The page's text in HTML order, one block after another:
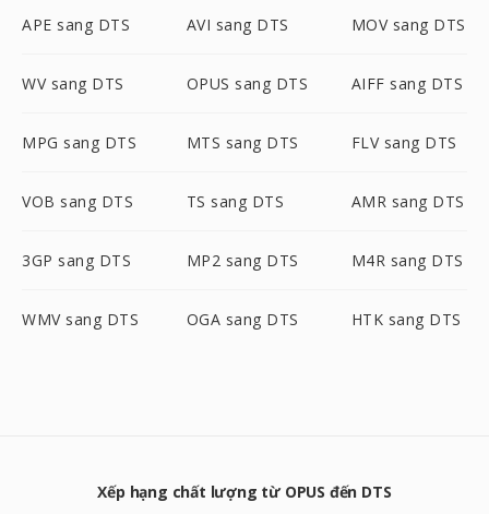
APE sang DTS AVI sang DTS MOV sang DTS
WV sang DTS OPUS sang DTS AIFF sang DTS
MPG sang DTS MTS sang DTS FLV sang DTS
VOB sang DTS TS sang DTS AMR sang DTS
3GP sang DTS MP2 sang DTS M4R sang DTS
WMV sang DTS OGA sang DTS HTK sang DTS
Xếp hạng chất lượng từ OPUS đến DTS